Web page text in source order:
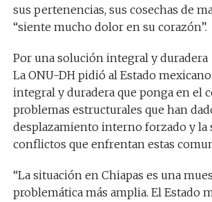
sus pertenencias, sus cosechas de
“siente mucho dolor en su corazón”.
Por una solución integral y duradera
La ONU-DH pidió al Estado
integral y duradera que ponga en el
problemas estructurales que han
desplazamiento interno forzado y la
conflictos que enfrentan estas
“La situación en Chiapas es una
problemática más amplia. El Estado